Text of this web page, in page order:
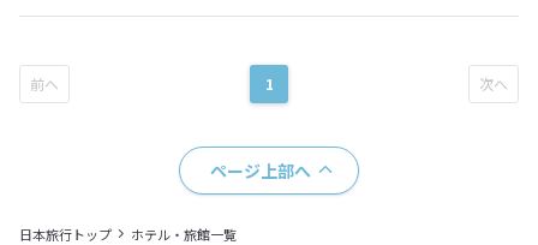
1
ページ上部へ
日本旅行トップ ホテル・旅館一覧